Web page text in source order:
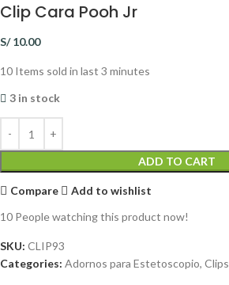
Clip Cara Pooh Jr
S/10.00
10 Items sold in last 3 minutes
3 in stock
ADD TO CART
Compare
Add to wishlist
10 People watching this product now!
SKU: CLIP93
Categories: Adornos para Estetoscopio, Clips